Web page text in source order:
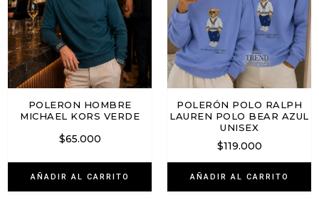
POLERON HOMBRE
MICHAEL KORS VERDE
$65.000
AÑADIR AL CARRITO
POLERÓN POLO RALPH
LAUREN POLO BEAR AZUL
UNISEX
$119.000
AÑADIR AL CARRITO